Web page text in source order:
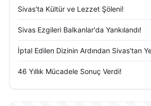
Sivas'ta Kültür ve Lezzet Şöleni!
Sivas Ezgileri Balkanlar'da Yankılandı!
İptal Edilen Dizinin Ardından Sivas'tan
46 Yıllık Mücadele Sonuç Verdi!